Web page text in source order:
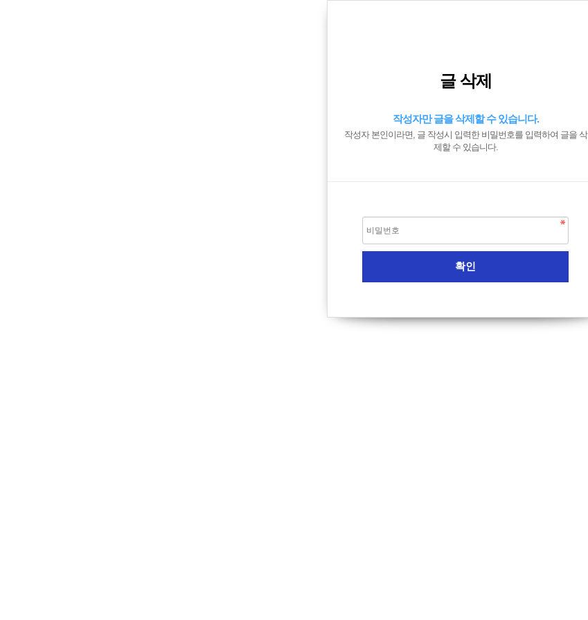
글 삭제
작성자만 글을 삭제할 수 있습니다.
작성자 본인이라면, 글 작성시 입력한 비밀번호를 입력하여 글을 삭
제할 수 있습니다.